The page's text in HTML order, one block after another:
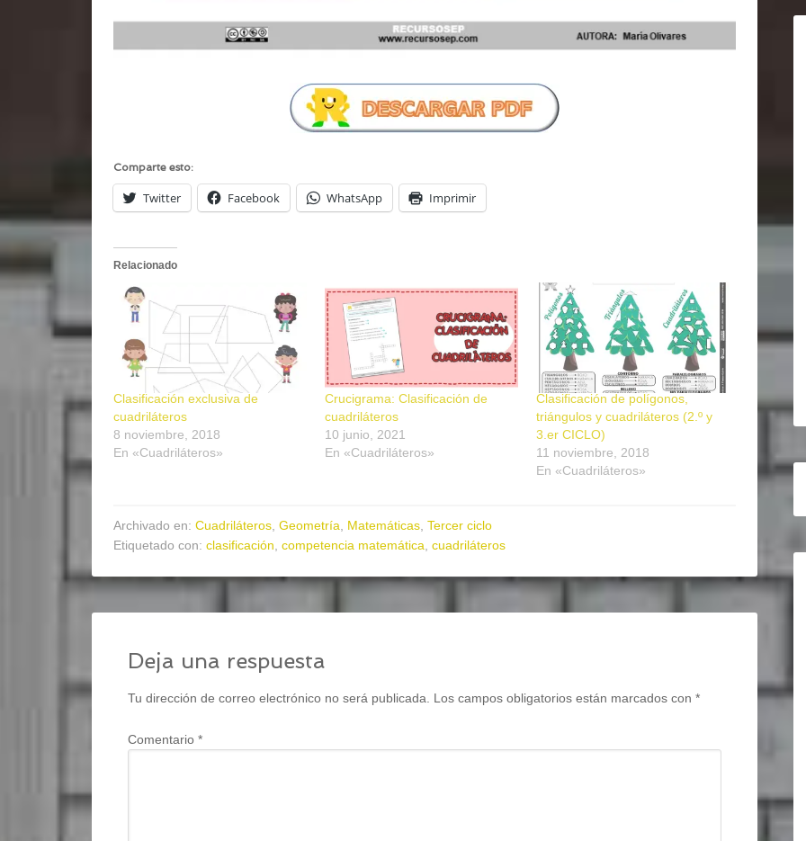
Comparte esto:
Twitter Facebook WhatsApp Imprimir
Relacionado
Clasificación exclusiva de
cuadriláteros
8 noviembre, 2018
En «Cuadriláteros»
Crucigrama: Clasificación de
cuadriláteros
10 junio, 2021
En «Cuadriláteros»
Clasificación de polígonos,
triángulos y cuadriláteros (2.º y
3.er CICLO)
11 noviembre, 2018
En «Cuadriláteros»
Archivado en: Cuadriláteros Geometría Matemáticas Tercer ciclo
Etiquetado con: clasificación competencia matemática cuadriláteros
Deja una respuesta
Tu dirección de correo electrónico no será publicada. Los campos obligatorios están marcados con *
Comentario *